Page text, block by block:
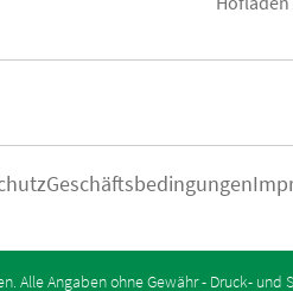
Geschäftsbedingungen
Alle Angaben ohne Gewähr - Druck- und